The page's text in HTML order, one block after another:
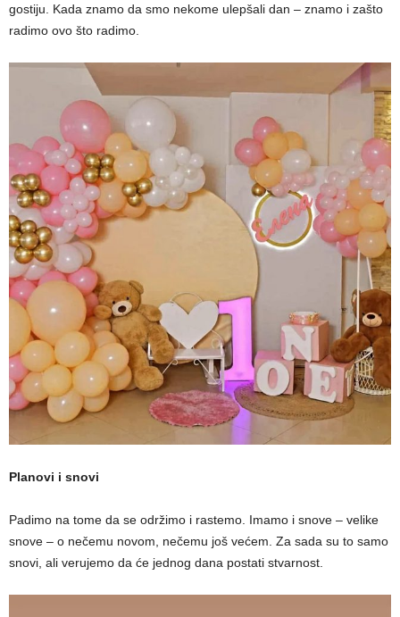
gostiju. Kada znamo da smo nekome ulepšali dan – znamo i zašto
radimo ovo što radimo.
Planovi i snovi
Padimo na tome da se održimo i rastemo. Imamo i snove – velike
snove – o nečemu novom, nečemu još većem. Za sada su to samo
snovi, ali verujemo da će jednog dana postati stvarnost.